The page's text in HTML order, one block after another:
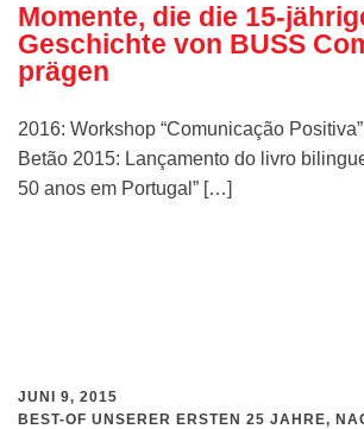
Momente, die die 15-
Geschichte von BUSS
prägen
2016: Workshop “Comunicação
Betão 2015: Lançamento do livro
50 anos em Portugal” […]
JUNI 9, 2015
BEST-OF UNSERER ERSTEN 25 JAHRE,